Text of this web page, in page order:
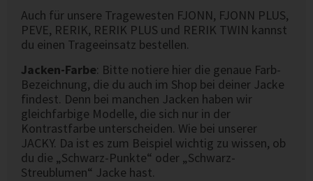
Auch für unsere Tragewesten FJONN, FJONN PLUS,
PEVE, RERIK, RERIK PLUS und RERIK TWIN kannst
du einen Trageeinsatz bestellen.
Jacken-Farbe: Bitte notiere hier die genaue Farb-
Bezeichnung, die du auch im Shop bei deiner Jacke
findest. Denn bei manchen Jacken haben wir
gleichfarbige Modelle, die sich nur in der
Kontrastfarbe unterscheiden. Wie bei unserer
JACKY. Da ist es zum Beispiel wichtig zu wissen, ob
du die „Schwarz-Punkte“ oder „Schwarz-
Streublumen“ Jacke hast.